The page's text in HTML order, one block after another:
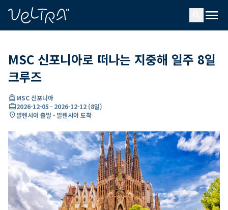
menu
MSC 신포니아로 떠나는 지중해 일주 8일
크루즈
directions_boatMSC 신포니아
card_travel2026-12-05 - 2026-12-12 (8일)
location_on발렌시아 출발 - 발렌시아 도착